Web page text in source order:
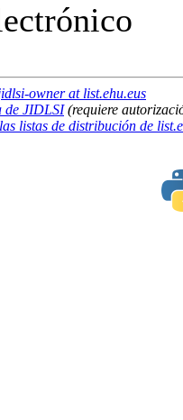
owner at list.ehu.eus
de JIDLSI(requiere
listas de distribución de